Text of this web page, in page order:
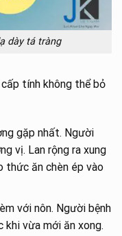
dày tá tràng
tính không thể bỏ
gặp nhất. Người
vị. Lan rộng ra xung
thức ăn chèn ép vào
với nôn. Người bệnh
khi vừa mới ăn xong.